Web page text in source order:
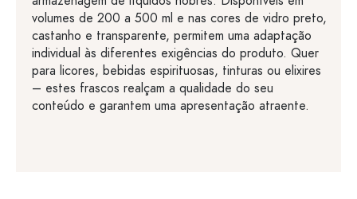
volumes de 200 a 500 ml e nas cores de vidro preto,
castanho e transparente, permitem uma adaptação
individual às diferentes exigências do produto. Quer
para licores, bebidas espirituosas, tinturas ou elixires
– estes frascos realçam a qualidade do seu
conteúdo e garantem uma apresentação atraente.